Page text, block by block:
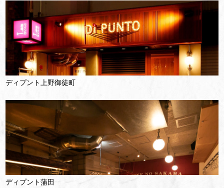
ディプント上野御徒町
ディプント蒲田